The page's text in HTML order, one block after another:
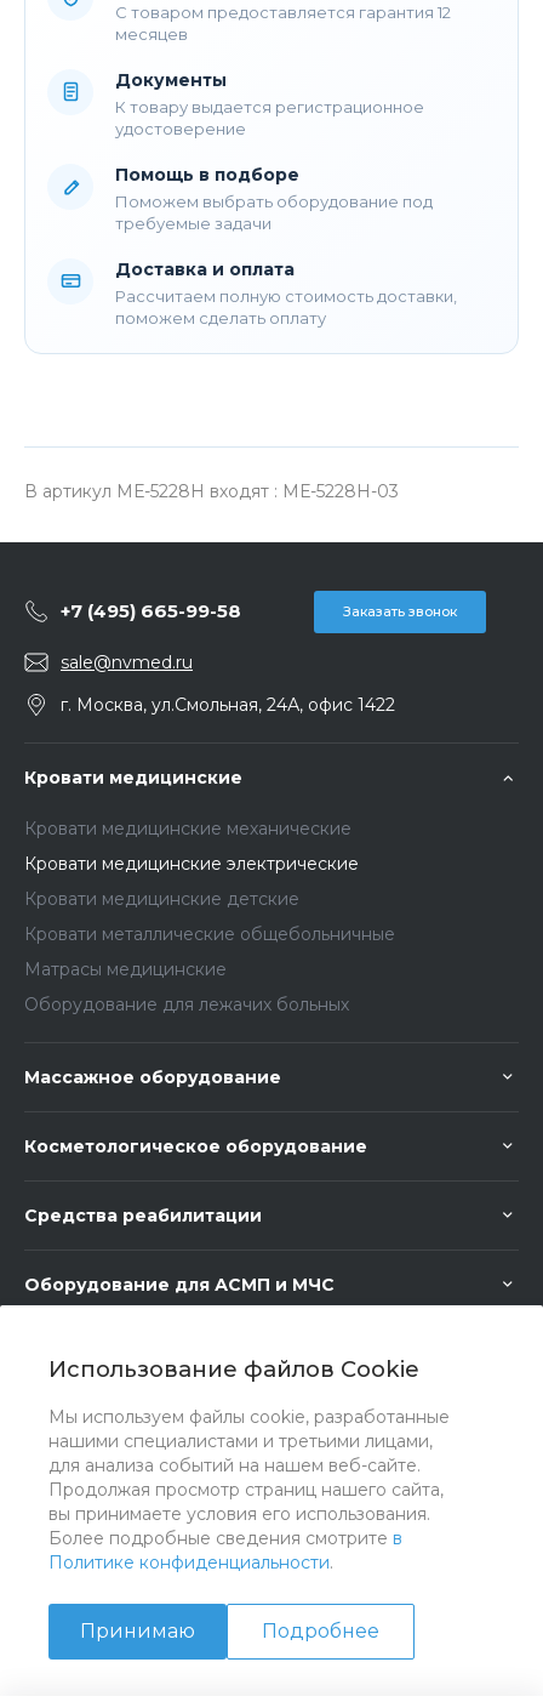
Использование файлов Cookie
Мы используем файлы cookie, разработанные
нашими специалистами и третьими лицами,
для анализа событий на нашем веб-сайте.
Продолжая просмотр страниц нашего сайта,
вы принимаете условия его использования.
Более подробные сведения смотрите в
Политике конфиденциальности.
Принимаю Подробнее
С товаром предоставляется гарантия 12
месяцев
Документы
К товару выдается регистрационное
удостоверение
Помощь в подборе
Поможем выбрать оборудование под
требуемые задачи
Доставка и оплата
Рассчитаем полную стоимость доставки,
поможем сделать оплату
В артикул МЕ-5228Н входят : МЕ-5228Н-03
+7 (495) 665-99-58 Заказать звонок
sale@nvmed.ru
г. Москва, ул.Смольная, 24А, офис 1422
Кровати медицинские
Кровати медицинские механические
Кровати медицинские электрические
Кровати медицинские детские
Кровати металлические общебольничные
Матрасы медицинские
Оборудование для лежачих больных
Массажное оборудование
Косметологическое оборудование
Средства реабилитации
Оборудование для АСМП и МЧС
Медицинская мебель